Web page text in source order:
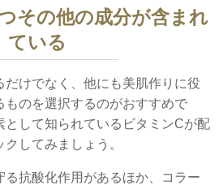
その他の成分が含まれ
ている
だけでなく、他にも美肌作りに役
ものを選択するのがおすすめで
として知られているビタミンCが配
してみましょう。
る抗酸化作用があるほか、コラー